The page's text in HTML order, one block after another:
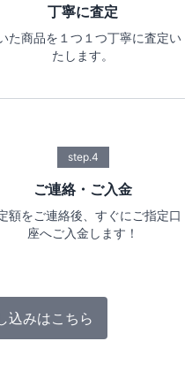
丁寧に査定
た商品を１つ１つ丁寧に査定い
たします。
step.4
ご連絡・ご入金
額をご連絡後、すぐにご指定口
座へご入金します！
込みはこちら